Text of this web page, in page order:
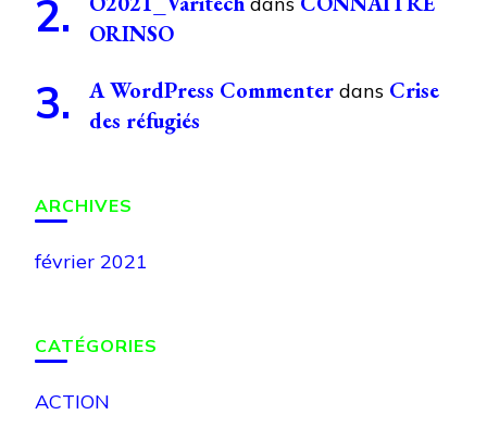
ORINSO
A WordPress Commenter dans Crise
des réfugiés
ARCHIVES
février 2021
CATÉGORIES
ACTION